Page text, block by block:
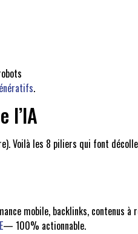
.
l’IA
Voilà les 8 piliers qui font
mobile, backlinks, contenus
— 100% actionnable.